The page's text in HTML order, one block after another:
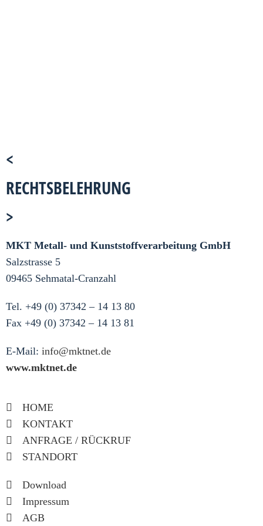
<
RECHTSBELEHRUNG
>
MKT Metall- und Kunststoffverarbeitung GmbH
Salzstrasse 5
09465 Sehmatal-Cranzahl
Tel. +49 (0) 37342 – 14 13 80
Fax +49 (0) 37342 – 14 13 81
E-Mail: info@mktnet.de
www.mktnet.de
HOME
KONTAKT
ANFRAGE / RÜCKRUF
STANDORT
Download
Impressum
AGB